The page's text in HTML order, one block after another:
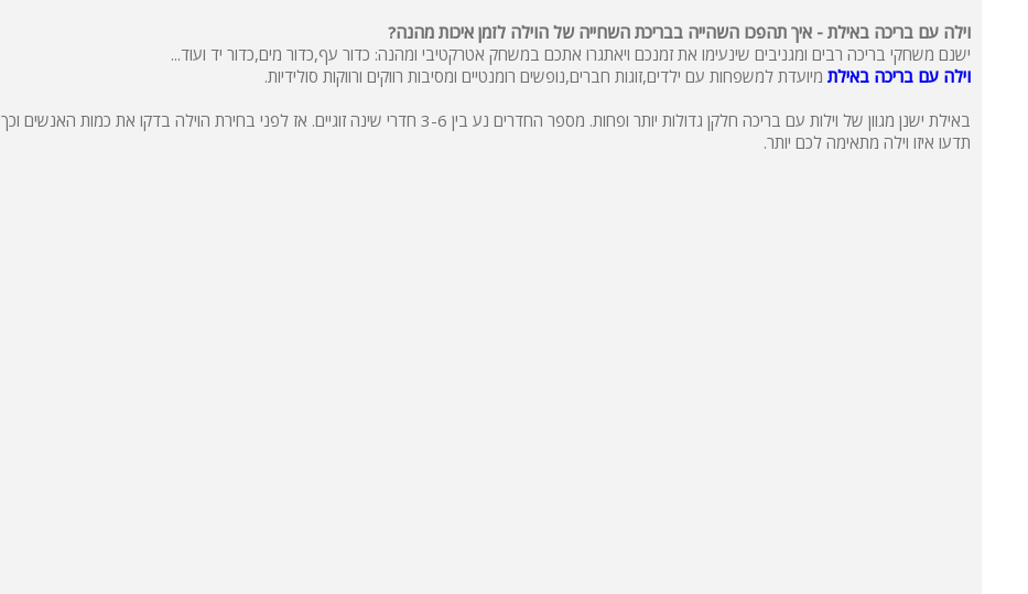
וילה עם בריכה באילת - איך תהפכו השהייה בבריכת השחייה של הוילה לזמן איכות מהנה?
ישנם משחקי בריכה רבים ומגניבים שינעימו את זמנכם ויאתגרו אתכם במשחק אטרקטיבי ומהנה: כדור עף,כדור מים,כדור יד ועוד...
וילה עם בריכה באילת מיועדת למשפחות עם ילדים,זוגות חברים,נופשים רומנטיים ומסיבות רווקים ורווקות סולידיות.
באילת ישנן מגוון של וילות עם בריכה חלקן גדולות יותר ופחות. מספר החדרים נע בין 3-6 חדרי שינה זוגיים. אז לפני בחירת הוילה בדקו את כמות האנשים וכך
תדעו איזו וילה מתאימה לכם יותר.